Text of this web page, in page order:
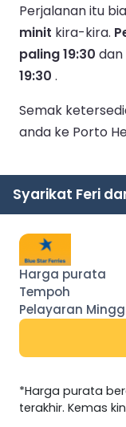
Perjalanan itu
minit kira-kira.
paling 19:30 dan
19:30 .
Semak
anda ke Porto
Syarikat Feri
*Harga purata
terakhir. Kemas